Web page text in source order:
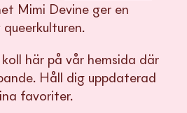
Mimi Devine ger en
här på vår hemsida där
Håll dig uppdaterad
favoriter.